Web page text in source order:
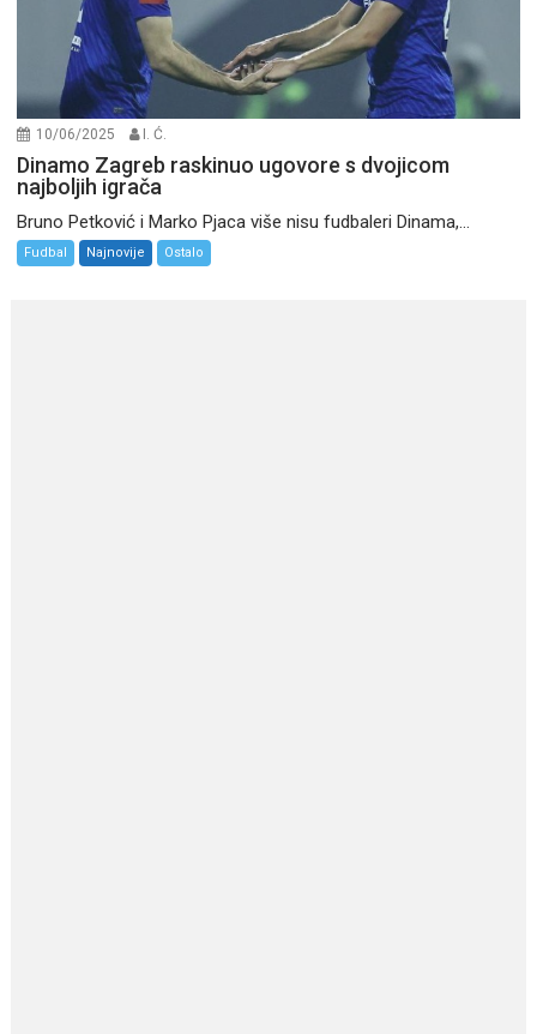
10/06/2025 I. Ć.
Dinamo Zagreb raskinuo ugovore s dvojicom
najboljih igrača
Bruno Petković i Marko Pjaca više nisu fudbaleri Dinama,...
Fudbal Najnovije Ostalo